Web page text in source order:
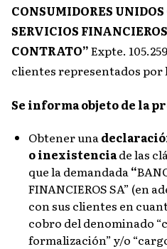
CONSUMIDORES
SERVICIOS
CONTRATO”Expte.
clientes representados por
Se informa objeto de la
Obtener una
o inexistenciade las
que la demandada“
FINANCIEROS SA” (en
con sus clientes en
cobro del denominado
formalización” y/o